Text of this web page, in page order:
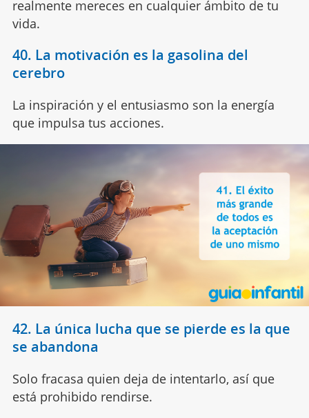
realmente mereces en cualquier ámbito de tu
vida.
40. La motivación es la gasolina del
cerebro
La inspiración y el entusiasmo son la energía
que impulsa tus acciones.
42. La única lucha que se pierde es la que
se abandona
Solo fracasa quien deja de intentarlo, así que
está prohibido rendirse.